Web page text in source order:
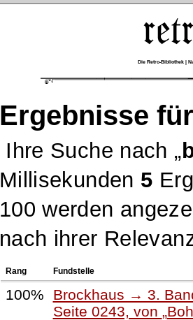
Die Retro-Bibliothek |
Ergebnisse
Ihre Suche nach
Millisekunden 5
100 werden
nach ihrer
Rang Fundstelle
100%
Brockhaus → 3.
Seite 0243, von